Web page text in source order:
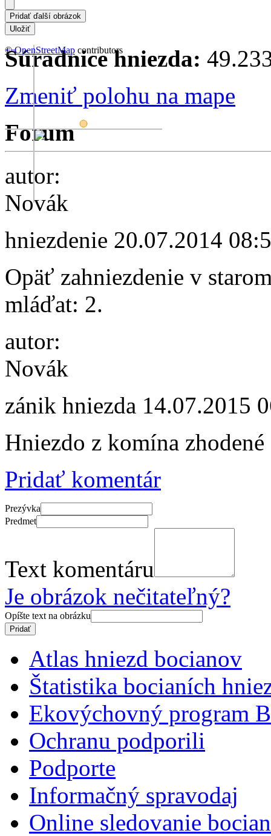
+−
©OpenStreetMap contributors
Súradnice hniezda:
Zmeniť polohu na mape
Forum
autor:
Novák
hniezdenie 20.07.2014
Opäť zahniezdenie v
mláďat: 2.
autor:
Novák
zánik hniezda 14.07.2015
Hniezdo z komína zhodené
Pridať komentár
Prezývka
Predmet
Text komentáru
Je obrázok nečitateľný?
Opíšte text na obrázku
Atlas hniezd bocianov
Štatistika bocianích
Ekovýchovný program
Ochranu podporili
Podporte
Informačný spravodaj
Online sledovanie